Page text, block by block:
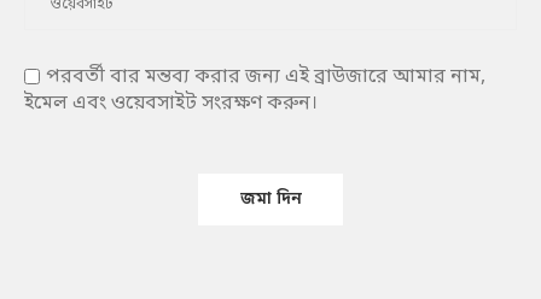
পরবর্তী বার মন্তব্য করার জন্য এই ব্রাউজারে আমার নাম,
ইমেল এবং ওয়েবসাইট সংরক্ষণ করুন।